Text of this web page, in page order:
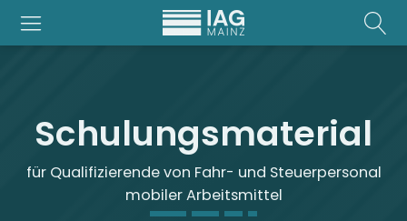
Schulungsmaterial
für Qualifizierende von Fahr- und Steuerpersonal
mobiler Arbeitsmittel